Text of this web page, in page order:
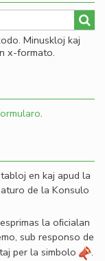
Minuskloj kaj
x-formato.
.
en kaj apud la
de la Konsulo
la oﬁcialan
sub responso de
per la simbolo
.